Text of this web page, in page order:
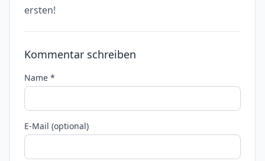
ersten!
Kommentar schreiben
Name *
E-Mail (optional)